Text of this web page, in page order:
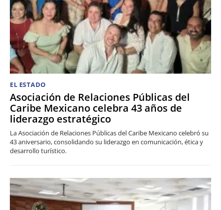
EL ESTADO
Asociación de Relaciones Públicas del
Caribe Mexicano celebra 43 años de
liderazgo estratégico
La Asociación de Relaciones Públicas del Caribe Mexicano celebró su
43 aniversario, consolidando su liderazgo en comunicación, ética y
desarrollo turístico.